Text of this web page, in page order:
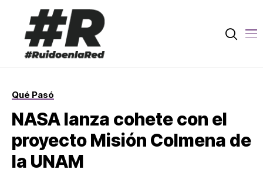
Qué Pasó
NASA lanza cohete con el
proyecto Misión Colmena de
la UNAM